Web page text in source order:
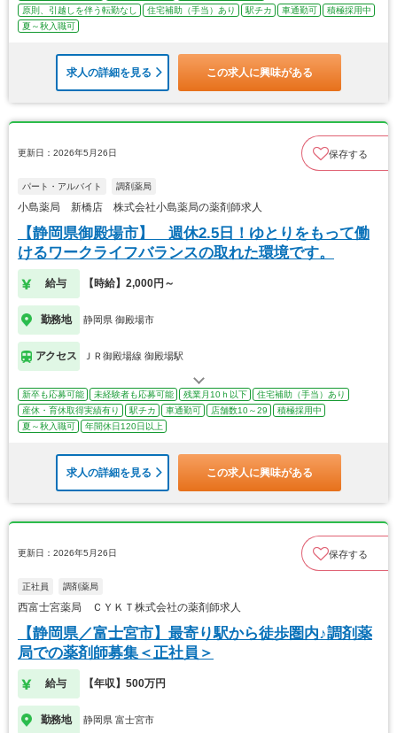
原則、引越しを伴う転勤なし
住宅補助（手当）あり 駅チカ 車通勤可
積極採用中
夏～秋入職可
求人の詳細を見る この求人に興味がある
更新日：2026年5月26日 保存する
パート・アルバイト 調剤薬局
小島薬局 新橋店 株式会社小島薬局の薬剤師求人
【静岡県御殿場市】 週休2.5日！ゆとりをもって働
けるワークライフバランスの取れた環境です。
給与 【時給】2,000円～
勤務地 静岡県 御殿場市
アクセス ＪＲ御殿場線 御殿場駅
新卒も応募可能 未経験者も応募可能 残業月10ｈ以下
住宅補助（手当）あり
産休・育休取得実績有り
駅チカ 車通勤可 店舗数10～29
積極採用中
夏～秋入職可
年間休日120日以上
求人の詳細を見る この求人に興味がある
更新日：2026年5月26日 保存する
正社員 調剤薬局
西富士宮薬局 ＣＹＫＴ株式会社の薬剤師求人
【静岡県／富士宮市】最寄り駅から徒歩圏内♪調剤薬
局での薬剤師募集＜正社員＞
給与 【年収】500万円
勤務地 静岡県 富士宮市